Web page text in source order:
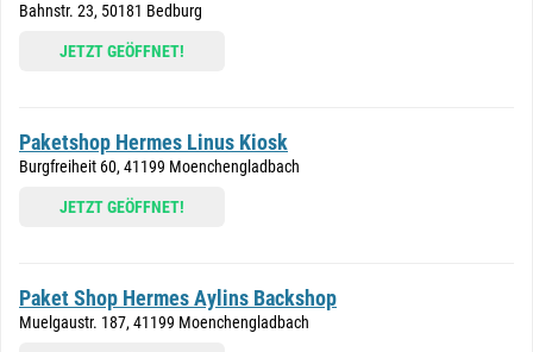
Bahnstr. 23, 50181 Bedburg
JETZT GEÖFFNET!
Paketshop Hermes Linus Kiosk
Burgfreiheit 60, 41199 Moenchengladbach
JETZT GEÖFFNET!
Paket Shop Hermes Aylins Backshop
Muelgaustr. 187, 41199 Moenchengladbach